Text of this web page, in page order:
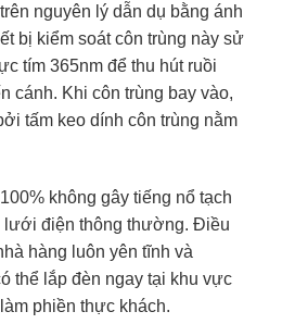
nguyên lý dẫn dụ bằng ánh
bị kiểm soát côn trùng này sử
tím 365nm để thu hút ruồi
cánh. Khi côn trùng bay vào,
tấm keo dính côn trùng nằm
không gây tiếng nổ tạch
lưới điện thông thường. Điều
hàng luôn yên tĩnh và
thể lắp đèn ngay tại khu vực
phiền thực khách.